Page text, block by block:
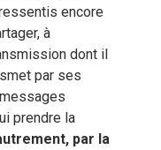
encore
à
dont il
par ses
prendre la
par la